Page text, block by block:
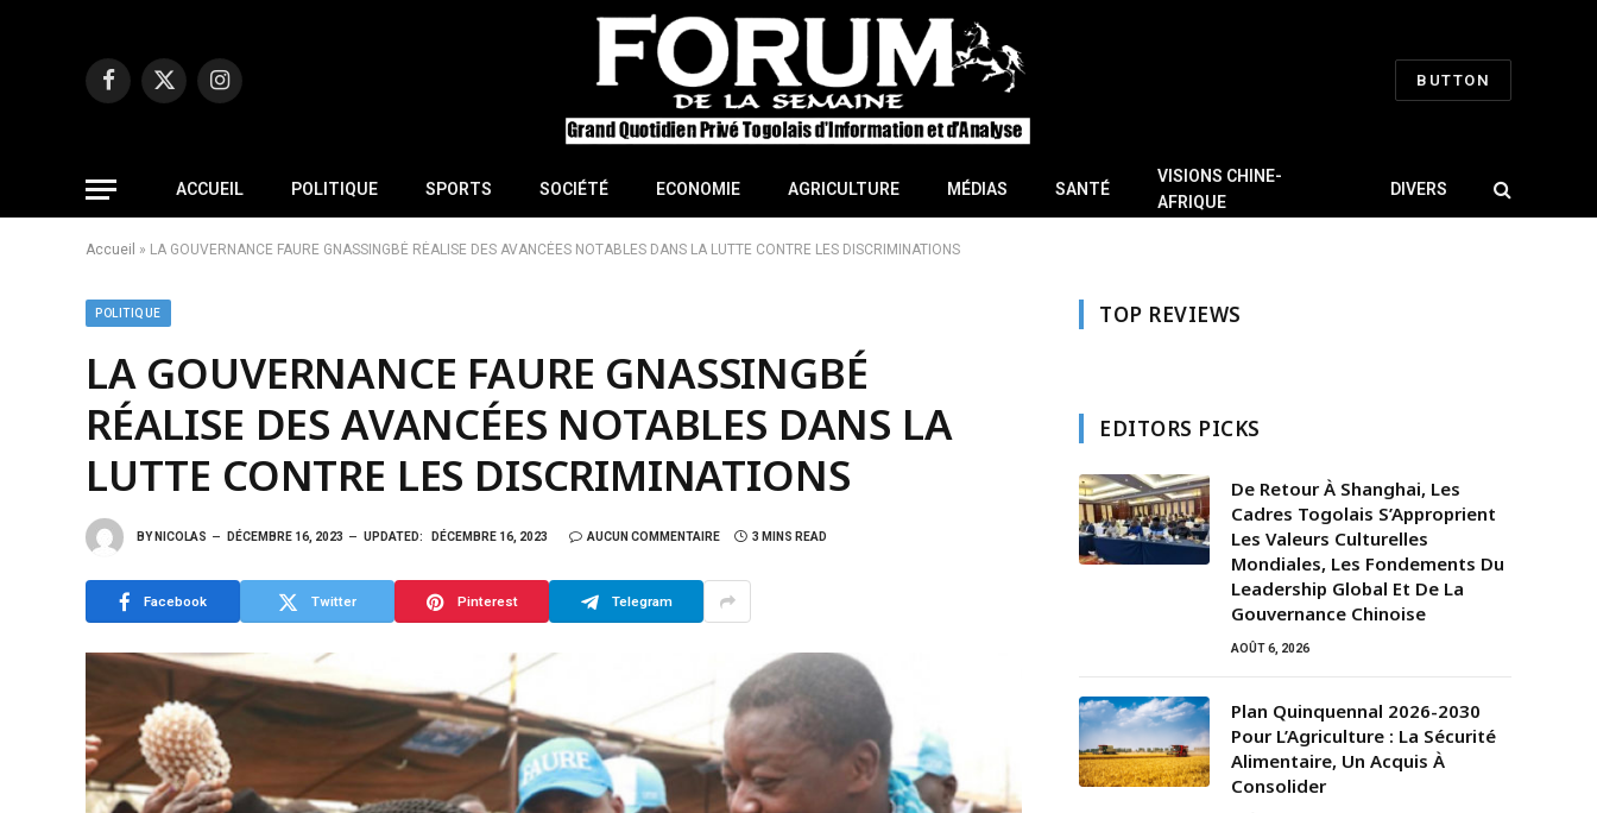
Facebook
X
Instagram
BUTTON
ACCUEIL POLITIQUE SPORTS SOCIÉTÉ ECONOMIE AGRICULTURE MÉDIAS SANTÉ
VISIONS CHINE-
AFRIQUE
DIVERS
Accueil » LA GOUVERNANCE FAURE GNASSINGBÉ RÉALISE DES AVANCÉES NOTABLES DANS LA LUTTE CONTRE LES DISCRIMINATIONS
POLITIQUE
LA GOUVERNANCE FAURE GNASSINGBÉ
RÉALISE DES AVANCÉES NOTABLES DANS LA
LUTTE CONTRE LES DISCRIMINATIONS
BY NICOLAS DÉCEMBRE 16, 2023 UPDATED: DÉCEMBRE 16, 2023 AUCUN COMMENTAIRE 3 MINS READ
Facebook Twitter Pinterest Telegram
TOP REVIEWS
EDITORS PICKS
De Retour À Shanghai, Les
Cadres Togolais S’Approprient
Les Valeurs Culturelles
Mondiales, Les Fondements Du
Leadership Global Et De La
Gouvernance Chinoise
AOÛT 6, 2026
Plan Quinquennal 2026-2030
Pour L’Agriculture : La Sécurité
Alimentaire, Un Acquis À
Consolider